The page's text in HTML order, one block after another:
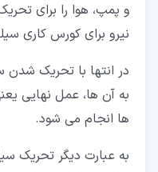
و پمپ، هوا را برای
نیرو برای کورس کاری
در انتها با تحریک شدن
به آن ها، عمل نهایی
ها انجام می شود.
به عبارت دیگر تحریک